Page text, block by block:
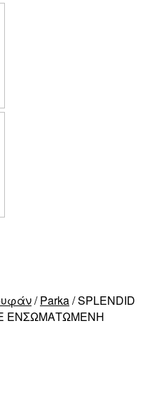
/Parka/ SPLENDID
ΕΝΣΩΜΑΤΩΜΕΝΗ